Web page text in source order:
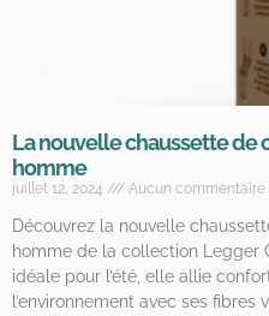
La nouvelle chaussette de
homme
juillet 12, 2024 Aucun commentaire
Découvrez la nouvelle
homme de la collection Legger
idéale pour l’été, elle allie
l’environnement avec ses fibres